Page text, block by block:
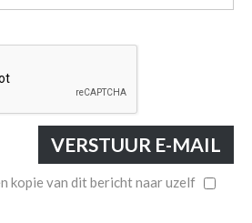
VERSTUUR E-MAIL
kopie van dit bericht naar uzelf